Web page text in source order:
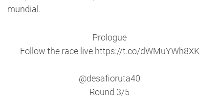
mundial.
Prologue
Follow the race live https://t.co/dWMuYWh8XK
@desafioruta40
Round 3/5